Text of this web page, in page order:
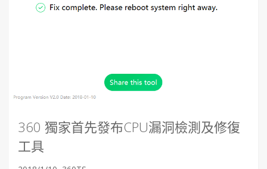
360 獨家首先發布CPU漏洞檢測及修復
工具